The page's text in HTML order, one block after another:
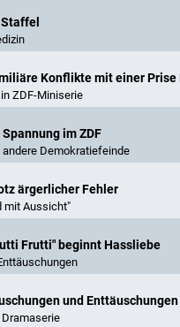
Konflikte mit einer
ZDF-Miniserie
im ZDF
Demokratiefeinde
ärgerlicher Fehler
mit Aussicht"
Frutti" beginnt Hassliebe
und Enttäuschungen